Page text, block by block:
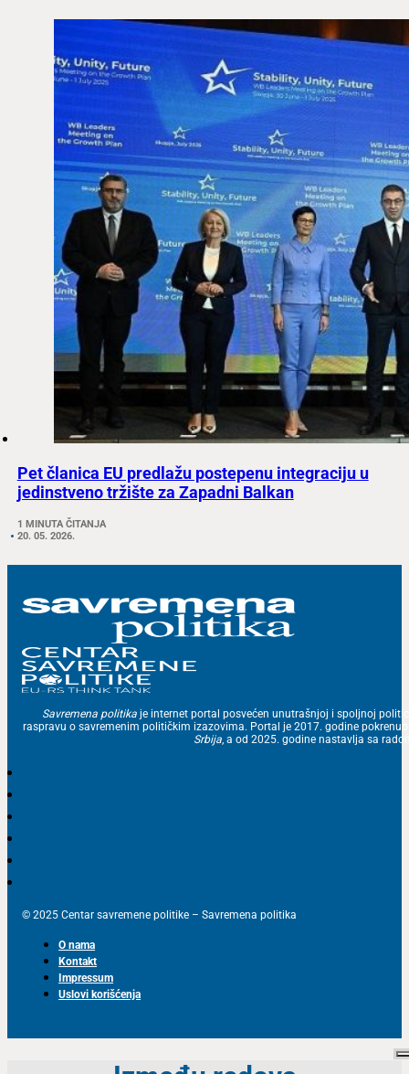
Pet članica EU predlažu postepenu integraciju u
jedinstveno tržište za Zapadni Balkan
1 MINUTA ČITANJA
20. 05. 2026.
Savremena politika je internet portal posvećen unutrašnjoj i spoljnoj
raspravu o savremenim političkim izazovima. Portal je 2017. godine
Srbija, a od 2025. godine nastavlja sa
© 2025 Centar savremene politike – Savremena politika
O nama
Kontakt
Impressum
Uslovi korišćenja